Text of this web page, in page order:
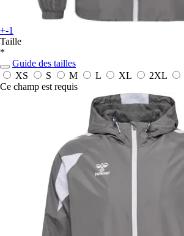
+-1
Taille
*
Guide des tailles
XS
S M L XL 2XL
Ce champ est requis